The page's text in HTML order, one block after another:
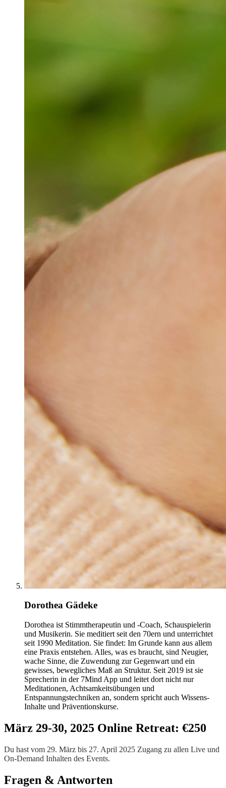
Dorothea Gädeke
Dorothea ist Stimmtherapeutin und -Coach, Schauspielerin
und Musikerin. Sie meditiert seit den 70ern und unterrichtet
seit 1990 Meditation. Sie findet: Im Grunde kann aus allem
eine Praxis entstehen. Alles, was es braucht, sind Neugier,
wache Sinne, die Zuwendung zur Gegenwart und ein
gewisses, bewegliches Maß an Struktur. Seit 2019 ist sie
Sprecherin in der 7Mind App und leitet dort nicht nur
Meditationen, Achtsamkeitsübungen und
Entspannungstechniken an, sondern spricht auch Wissens-
Inhalte und Präventionskurse.
März 29-30, 2025 Online Retreat: €250
Du hast vom 29. März bis 27. April 2025 Zugang zu allen Live und
On-Demand Inhalten des Events.
Fragen & Antworten